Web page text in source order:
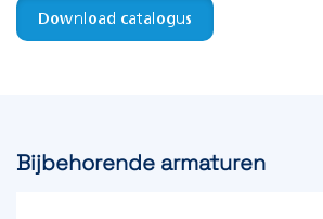
EAN-code 8715774016011
Download catalogus
Bijbehorende armaturen